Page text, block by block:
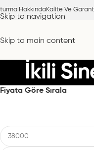
Skip to navigation
Skip to main content
HakkındaKalite Ve
İkili
Fiyata Göre Sırala